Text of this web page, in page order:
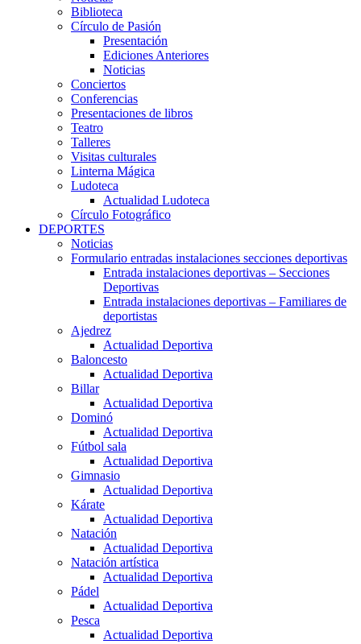
Biblioteca
Círculo de Pasión
Presentación
Ediciones Anteriores
Noticias
Conciertos
Conferencias
Presentaciones de libros
Teatro
Talleres
Visitas culturales
Linterna Mágica
Ludoteca
Actualidad Ludoteca
Círculo Fotográfico
DEPORTES
Noticias
Formulario entradas instalaciones secciones deportivas
Entrada instalaciones deportivas – Secciones
Deportivas
Entrada instalaciones deportivas – Familiares de
deportistas
Ajedrez
Actualidad Deportiva
Baloncesto
Actualidad Deportiva
Billar
Actualidad Deportiva
Dominó
Actualidad Deportiva
Fútbol sala
Actualidad Deportiva
Gimnasio
Actualidad Deportiva
Kárate
Actualidad Deportiva
Natación
Actualidad Deportiva
Natación artística
Actualidad Deportiva
Pádel
Actualidad Deportiva
Pesca
Actualidad Deportiva